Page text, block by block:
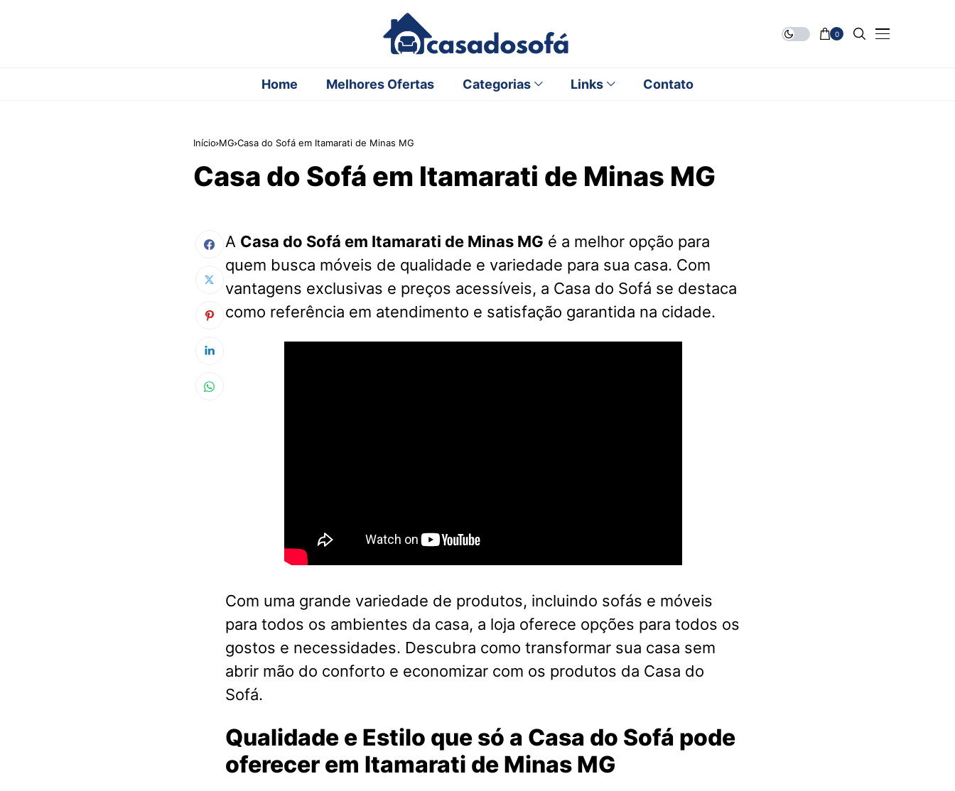
0
Home Melhores Ofertas Categorias Links Contato
Início MG Casa do Sofá em Itamarati de Minas MG
Casa do Sofá em Itamarati de Minas MG
A Casa do Sofá em Itamarati de Minas MG é a melhor opção para
quem busca móveis de qualidade e variedade para sua casa. Com
vantagens exclusivas e preços acessíveis, a Casa do Sofá se destaca
como referência em atendimento e satisfação garantida na cidade.
Com uma grande variedade de produtos, incluindo sofás e móveis
para todos os ambientes da casa, a loja oferece opções para todos os
gostos e necessidades. Descubra como transformar sua casa sem
abrir mão do conforto e economizar com os produtos da Casa do
Sofá.
Qualidade e Estilo que só a Casa do Sofá pode
oferecer em Itamarati de Minas MG